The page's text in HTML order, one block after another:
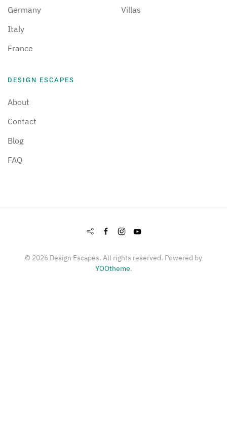
Germany
Italy
France
Villas
DESIGN ESCAPES
About
Contact
Blog
FAQ
© 2026 Design Escapes. All rights reserved. Powered by
YOOtheme.